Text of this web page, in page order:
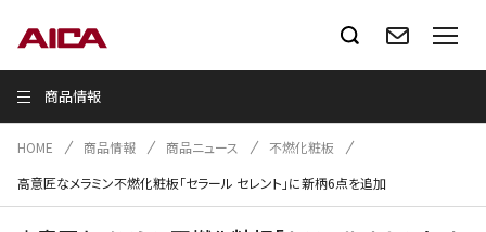
商品情報
HOME 商品情報 商品ニュース
不燃化粧板
高意匠なメラミン不燃化粧板｢セラール セレント｣に新柄6点を追加